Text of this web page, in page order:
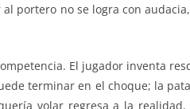
al portero no se logra con
El jugador inventa
terminar en el choque; la
volar regresa a la